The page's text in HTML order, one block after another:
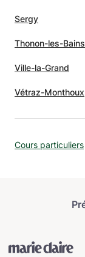
Sergy
Thonon-les-Bains
Ville-la-Grand
Vétraz-Monthoux
Cours particuliers